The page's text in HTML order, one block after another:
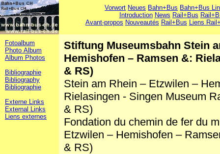
Vorwort Neues Bahn+Bus Bahn+Bus
Introduction News Rail+Bus
Avant-propos Nouveautés Rail+Bus Liens
Fotoalbum
Photo Album
Album Photos
Bibliographie
Bibliography
Bibliographie
Externe Links
External Links
Liens externes
Stiftung Museumsbahn Stein
Hemishofen – Ramsen &:
& RS)
Stein am Rhein – Etzwilen –
Rielasingen - Singen Museum
& RS)
Fondation du chemin de fer du
Etzwilen – Hemishofen –
& RS)